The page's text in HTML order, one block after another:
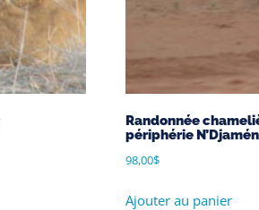
Randonnée
périphérie
98,00$
Ajouter au panier